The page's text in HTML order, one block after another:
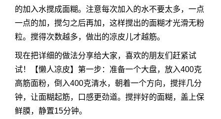
的加入水搅成面糊。注意每次加入的水不要太多，一点
一点的加，搅匀之后再加，这样搅出的面糊才光滑无粉
粒。搅得次数越多，做出的凉皮儿才越筋。
现在把详细的做法分享给大家，喜欢的朋友们赶紧试
试！【懒人凉皮】第一步：准备一个大盘，放入400克
高筋面粉，倒入400克清水，朝着一个方向，搅拌几分
钟，让面糊起筋，口感更劲道。搅拌好的面糊，盖上保
鲜膜，静置15分钟。